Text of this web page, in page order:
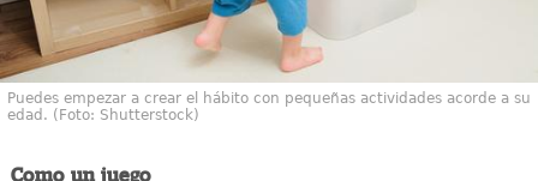
Puedes empezar a crear el hábito con pequeñas actividades acorde a su
edad. (Foto: Shutterstock)
Como un juego